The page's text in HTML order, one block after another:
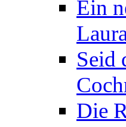
Ein
Seid
Die